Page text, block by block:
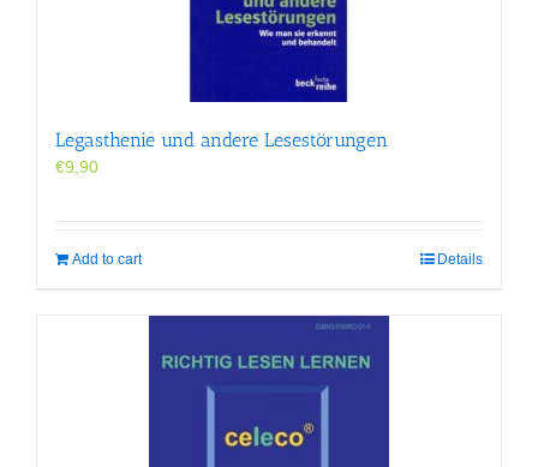
Legasthenie und andere Lesestörungen
€9,90
Add to cart Details